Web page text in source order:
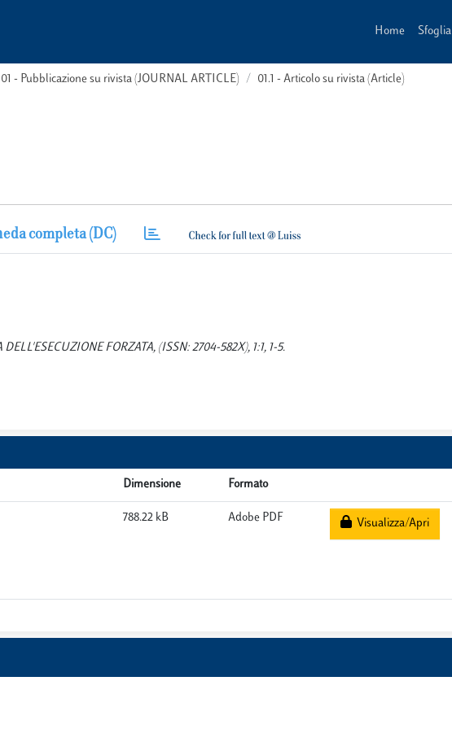
Home Sfoglia
01 - Pubblicazione su rivista (JOURNAL ARTICLE) 01.1 - Articolo su rivista (Article)
completa (DC)
FORZATA, (ISSN: 2704-582X), 1:1, 1-5.
Dimensione Formato
788.22 kB Adobe PDF Visualizza/Apri